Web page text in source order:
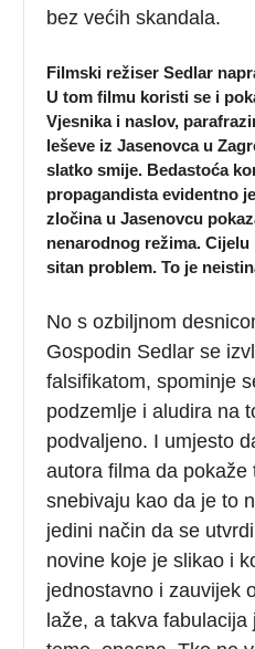
bez većih skandala.
Filmski režiser Sedlar
U tom filmu koristi se i
Vjesnika i naslov,
leševe iz Jasenovca u
slatko smije. Bedastoća
propagandista evidentno
zločina u Jasenovcu
nenarodnog režima.
sitan problem. To je
No s ozbiljnom
Gospodin Sedlar se
falsifikatom, spominje
podzemlje i aludira na
podvaljeno. I umjesto
autora filma da pokaže
snebivaju kao da je to
jedini način da se
novine koje je slikao i
jednostavno i zauvijek
laže, a takva fabulacija